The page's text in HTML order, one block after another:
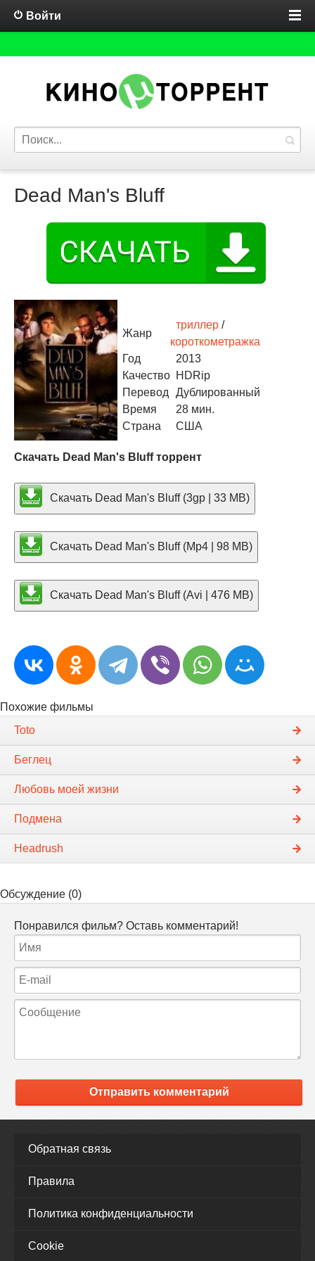
Войти
Dead Man's Bluff
Жанр
триллер /
короткометражка
Год
2013
Качество HDRip
Перевод
Дублированный
Время
28 мин.
Страна
США
Скачать Dead Man's Bluff торрент
Скачать Dead Man's Bluff (3gp | 33 MB)
Скачать Dead Man's Bluff (Mp4 | 98 MB)
Скачать Dead Man's Bluff (Avi | 476 MB)
Похожие фильмы
Toto
Беглец
Любовь моей жизни
Подмена
Headrush
Обсуждение (0)
Понравился фильм? Оставь комментарий!
Отправить комментарий
Обратная связь
Правила
Политика конфиденциальности
Cookie